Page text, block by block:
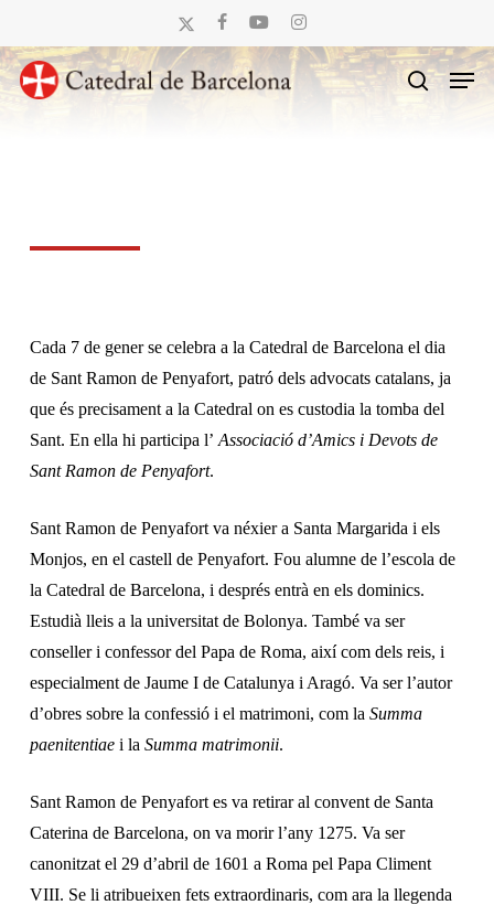
to
main
x-
twitter
facebookyoutube instagram
search
Menu
Cada 7 de gener se celebra a la Catedral de Barcelona el dia
de Sant Ramon de Penyafort, patró dels advocats catalans, ja
que és precisament a la Catedral on es custodia la tomba del
Sant. En ella hi participa l’ Associació d’Amics i Devots de
Sant Ramon de Penyafort.
Sant Ramon de Penyafort va néxier a Santa Margarida i els
Monjos, en el castell de Penyafort. Fou alumne de l’escola de
la Catedral de Barcelona, i després entrà en els dominics.
Estudià lleis a la universitat de Bolonya. També va ser
conseller i confessor del Papa de Roma, així com dels reis, i
especialment de Jaume I de Catalunya i Aragó. Va ser l’autor
d’obres sobre la confessió i el matrimoni, com la Summa
paenitentiaei la Summa matrimonii.
Sant Ramon de Penyafort es va retirar al convent de Santa
Caterina de Barcelona, on va morir l’any 1275. Va ser
canonitzat el 29 d’abril de 1601 a Roma pel Papa Climent
VIII. Se li atribueixen fets extraordinaris, com ara la llegenda